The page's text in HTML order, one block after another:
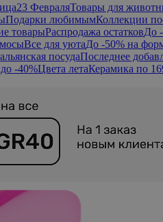
23 ФевраляТовары для
Подарки любимымКоллекции
товарыРаспродажа остатковДо
Все для уютаДо -50% на
посудаПоследнее
-40%Цвета летаКерамика по